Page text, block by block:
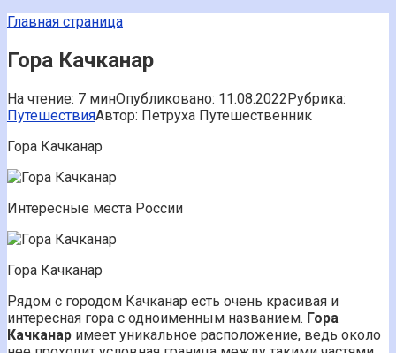
Главная страница
Гора Качканар
На чтение: 7 минОпубликовано: 11.08.2022Рубрика:
ПутешествияАвтор: Петруха Путешественник
Гора Качканар
Интересные места России
Гора Качканар
Рядом с городом Качканар есть очень красивая и
интересная гора с одноименным названием. Гора
Качканар имеет уникальное расположение, ведь около